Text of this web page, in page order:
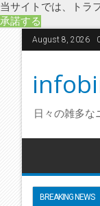
当サイトでは、トラ
承諾する
August 8, 2026
日々の雑多な
BREAKING NEWS